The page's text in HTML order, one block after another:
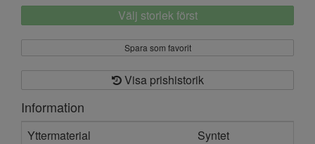
Välj storlek först
Spara som favorit
Visa prishistorik
Information
Yttermaterial
Syntet